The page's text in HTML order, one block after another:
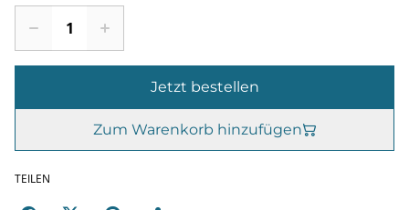
Jetzt bestellen
Zum Warenkorb hinzufügen
TEILEN